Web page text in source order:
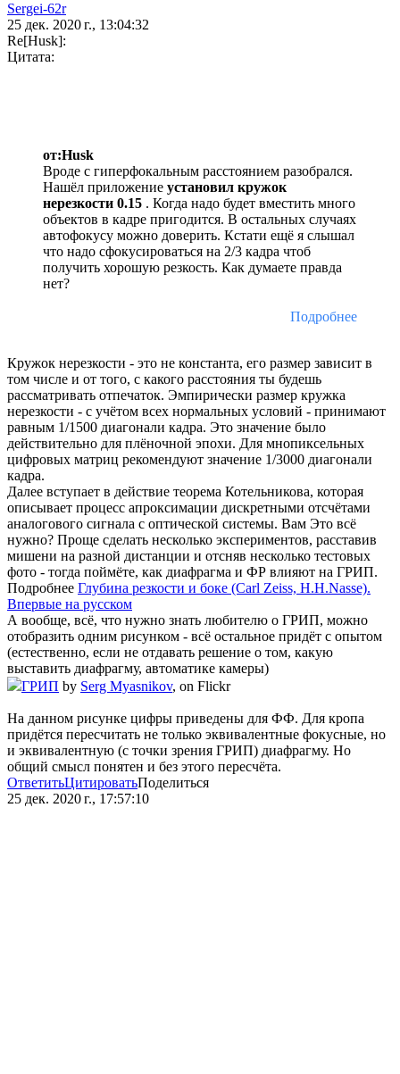
Sergei-62r
25 дек. 2020 г., 13:04:32
Re[Husk]:
Цитата:
от:Husk
Вроде с гиперфокальным расстоянием разобрался.
Нашёл приложение установил кружок
нерезкости 0.15 . Когда надо будет вместить много
объектов в кадре пригодится. В остальных случаях
автофокусу можно доверить. Кстати ещё я слышал
что надо сфокусироваться на 2/3 кадра чтоб
получить хорошую резкость. Как думаете правда
нет?
Подробнее
Кружок нерезкости - это не константа, его размер зависит в
том числе и от того, с какого расстояния ты будешь
рассматривать отпечаток. Эмпирически размер кружка
нерезкости - с учётом всех нормальных условий - принимают
равным 1/1500 диагонали кадра. Это значение было
действительно для плёночной эпохи. Для мнопиксельных
цифровых матриц рекомендуют значение 1/3000 диагонали
кадра.
Далее вступает в действие теорема Котельникова, которая
описывает процесс апроксимации дискретными отсчётами
аналогового сигнала с оптической системы. Вам Это всё
нужно? Проще сделать несколько экспериментов, расставив
мишени на разной дистанции и отсняв несколько тестовых
фото - тогда поймёте, как диафрагма и ФР влияют на ГРИП.
Подробнее Глубина резкости и боке (Carl Zeiss, H.H.Nasse).
Впервые на русском
А вообще, всё, что нужно знать любителю о ГРИП, можно
отобразить одним рисунком - всё остальное придёт с опытом
(естественно, если не отдавать решение о том, какую
выставить диафрагму, автоматике камеры)
ГРИП by Serg Myasnikov, on Flickr
На данном рисунке цифры приведены для ФФ. Для кропа
придётся пересчитать не только эквивалентные фокусные, но
и эквивалентную (с точки зрения ГРИП) диафрагму. Но
общий смысл понятен и без этого пересчёта.
ОтветитьЦитироватьПоделиться
25 дек. 2020 г., 17:57:10